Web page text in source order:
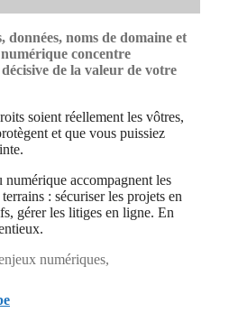
données, noms de domaine et
concentre
de la valeur de votre
soient réellement les vôtres,
et que vous puissiez
accompagnent les
: sécuriser les projets en
gérer les litiges en ligne. En
numériques,